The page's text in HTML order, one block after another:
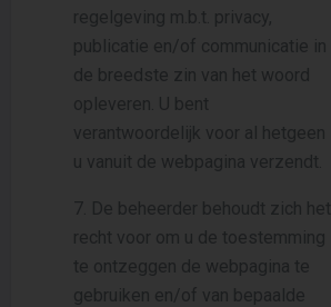
regelgeving m.b.t. privacy,
publicatie en/of communicatie in
de breedste zin van het woord
opleveren. U bent
verantwoordelijk voor al hetgeen
u vanuit de webpagina verzendt.
7. De beheerder behoudt zich het
recht voor om u de toestemming
te ontzeggen de webpagina te
gebruiken en/of van bepaalde